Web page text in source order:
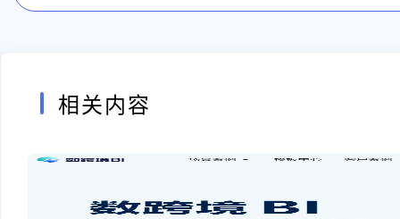
相关内容